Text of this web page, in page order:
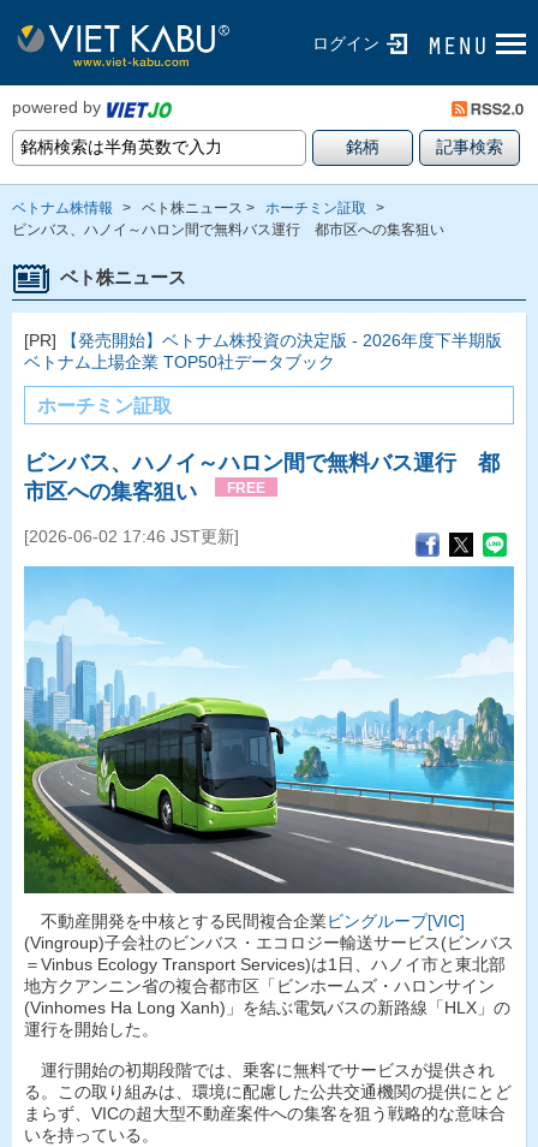
ログイン
powered by
ベトナム株情報 > ベト株ニュース > ホーチミン証取
>
ビンバス、ハノイ～ハロン間で無料バス運行 都市区への集客狙い
ベト株ニュース
[PR]
【発売開始】ベトナム株投資の決定版 - 2026年度下半期版
ベトナム上場企業 TOP50社データブック
ホーチミン証取
ビンバス、ハノイ～ハロン間で無料バス運行 都
市区への集客狙い
FREE
[2026-06-02 17:46 JST更新]
不動産開発を中核とする民間複合企業ビングループ[VIC]
(Vingroup)子会社のビンバス・エコロジー輸送サービス(ビンバス
＝Vinbus Ecology Transport Services)は1日、ハノイ市と東北部
地方クアンニン省の複合都市区「ビンホームズ・ハロンサイン
(Vinhomes Ha Long Xanh)」を結ぶ電気バスの新路線「HLX」の
運行を開始した。
運行開始の初期段階では、乗客に無料でサービスが提供され
る。この取り組みは、環境に配慮した公共交通機関の提供にとど
まらず、VICの超大型不動産案件への集客を狙う戦略的な意味合
いを持っている。